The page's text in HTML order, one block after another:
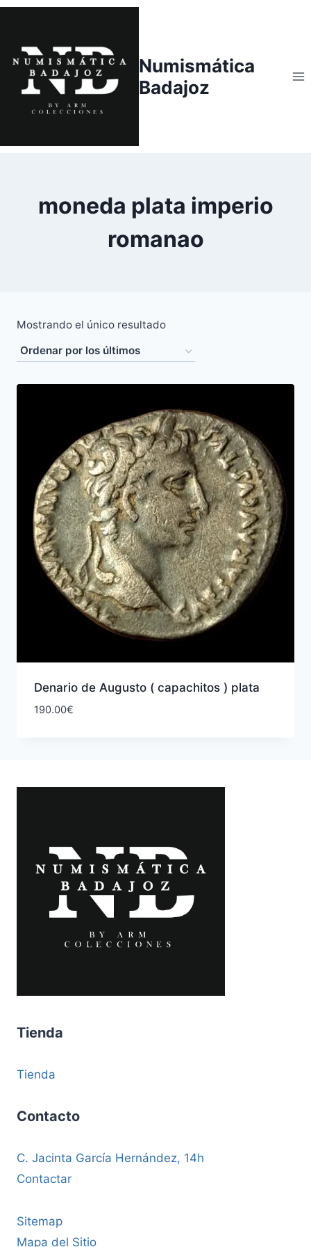
Saltar
contenido
Numismática
Badajoz
moneda plata imperio
romanao
Mostrando el único resultado
Denario de Augusto ( capachitos ) plata
190.00€
Tienda
Tienda
Contacto
C. Jacinta García Hernández, 14h
Contactar
Sitemap
Mapa del Sitio